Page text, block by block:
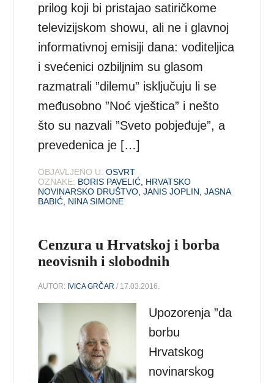
prilog koji bi pristajao satiričkome
televizijskom showu, ali ne i glavnoj
informativnoj emisiji dana: voditeljica
i svećenici ozbiljnim su glasom
razmatrali ”dilemu” isključuju li se
međusobno ”Noć vještica” i nešto
što su nazvali ”Sveto pobjeđuje”, a
prevedenica je […]
OBJAVLJENO U: OSVRT
OZNAKE: BORIS PAVELIĆ HRVATSKO
NOVINARSKO DRUŠTVO ,JANIS JOPLIN ,JASNA
BABIĆ NINA SIMONE
Cenzura u Hrvatskoj i borba
neovisnih i slobodnih
AUTOR: IVICA GRČAR / 17.03.2016.
Upozorenja ”da
borbu
Hrvatskog
novinarskog